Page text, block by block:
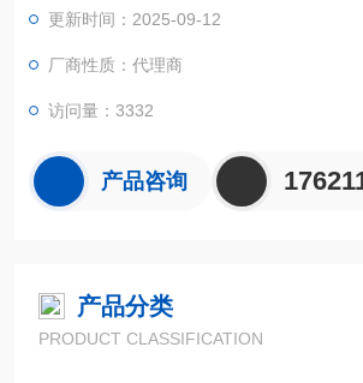
更新时间：2025-09-12
厂商性质：代理商
访问量：3332
产品咨询
产品分类
PRODUCT CLASSIFICATION